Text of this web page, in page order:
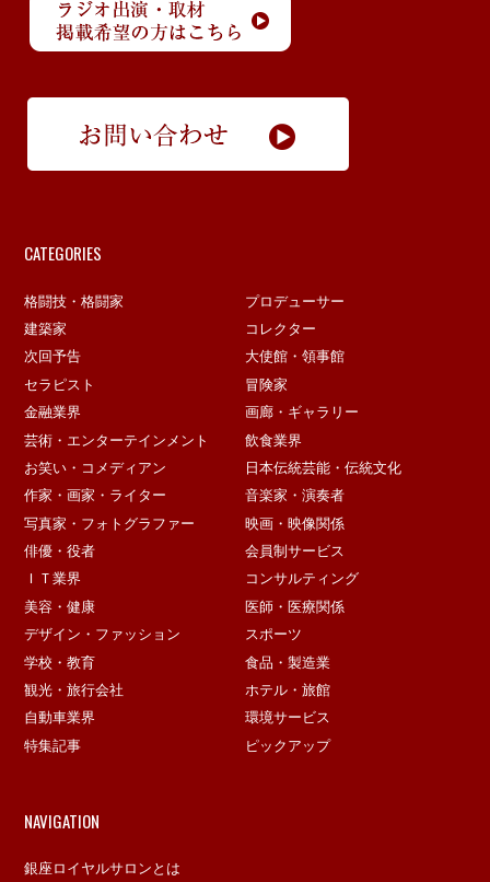
CATEGORIES
格闘技・格闘家
プロデューサー
建築家
コレクター
次回予告
大使館・領事館
セラピスト
冒険家
金融業界
画廊・ギャラリー
芸術・エンターテインメント
飲食業界
お笑い・コメディアン
日本伝統芸能・伝統文化
作家・画家・ライター
音楽家・演奏者
写真家・フォトグラファー
映画・映像関係
俳優・役者
会員制サービス
ＩＴ業界
コンサルティング
美容・健康
医師・医療関係
デザイン・ファッション
スポーツ
学校・教育
食品・製造業
観光・旅行会社
ホテル・旅館
自動車業界
環境サービス
特集記事
ピックアップ
NAVIGATION
銀座ロイヤルサロンとは